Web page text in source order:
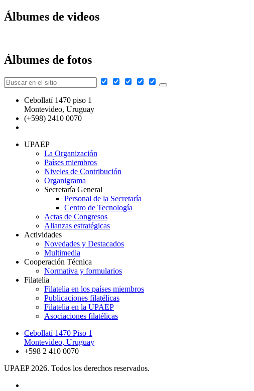
Álbumes de videos
Álbumes de fotos
Cebollatí 1470 piso 1
Montevideo, Uruguay
(+598) 2410 0070
UPAEP
La Organización
Países miembros
Niveles de Contribución
Organigrama
Secretaría General
Personal de la Secretaría
Centro de Tecnología
Actas de Congresos
Alianzas estratégicas
Actividades
Novedades y Destacados
Multimedia
Cooperación Técnica
Normativa y formularios
Filatelia
Filatelia en los países miembros
Publicaciones filatélicas
Filatelia en la UPAEP
Asociaciones filatélicas
Cebollatí 1470 Piso 1
Montevideo, Uruguay
+598 2 410 0070
UPAEP 2026. Todos los derechos reservados.